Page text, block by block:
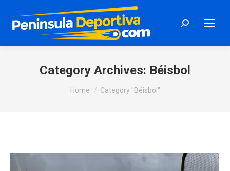
Search:
Category Archives: Béisbol
You are here:
Home Category "Béisbol"